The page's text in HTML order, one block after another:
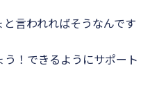
言われればそうなんです
！できるようにサポート